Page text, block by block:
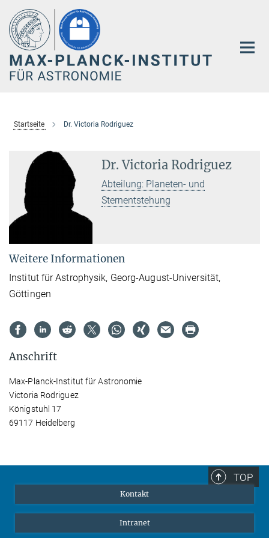
Hauptinhalt
Startseite Dr. Victoria Rodriguez
Dr. Victoria Rodriguez
Abteilung: Planeten- und
Sternentstehung
Weitere Informationen
Institut für Astrophysik, Georg-August-Universität,
Göttingen
Anschrift
Max-Planck-Institut für Astronomie
Victoria Rodriguez
Königstuhl 17
69117 Heidelberg
TOP
Kontakt
Intranet